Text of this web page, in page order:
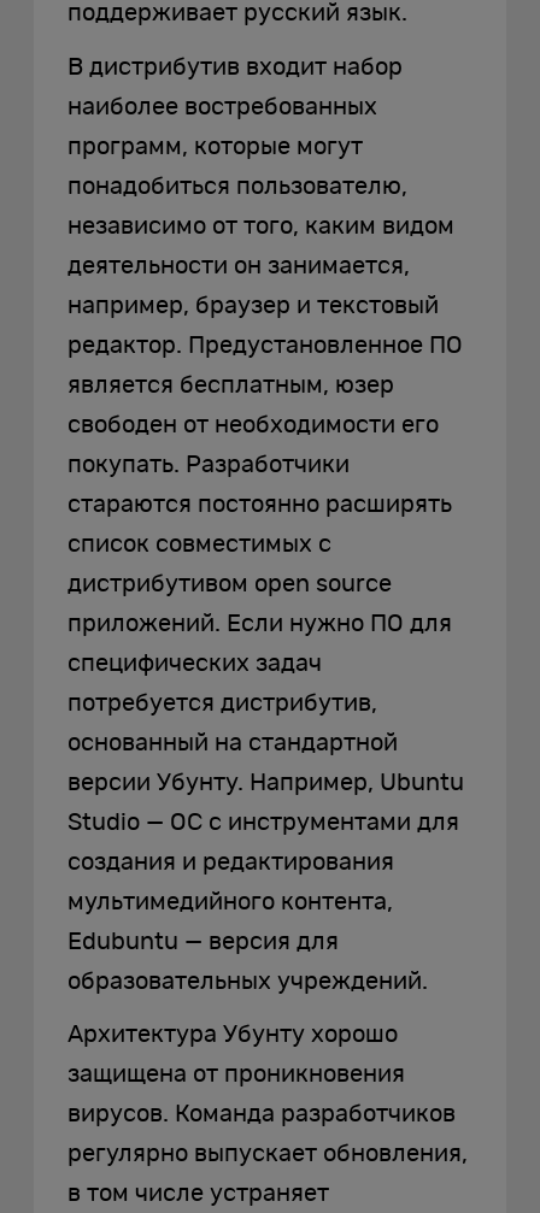
поддерживает русский язык.
В дистрибутив входит набор
наиболее востребованных
программ, которые могут
понадобиться пользователю,
независимо от того, каким видом
деятельности он занимается,
например, браузер и текстовый
редактор. Предустановленное ПО
является бесплатным, юзер
свободен от необходимости его
покупать. Разработчики
стараются постоянно расширять
список совместимых с
дистрибутивом open source
приложений. Если нужно ПО для
специфических задач
потребуется дистрибутив,
основанный на стандартной
версии Убунту. Например, Ubuntu
Studio — ОС с инструментами для
создания и редактирования
мультимедийного контента,
Edubuntu — версия для
образовательных учреждений.
Архитектура Убунту хорошо
защищена от проникновения
вирусов. Команда разработчиков
регулярно выпускает обновления,
в том числе устраняет